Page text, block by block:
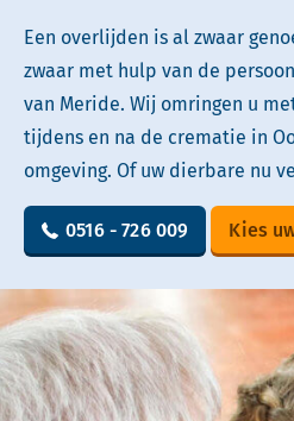
Een overlijden is al zwaar
zwaar met hulp van de
van Meride. Wij omringen u
tijdens en na de crematie in
omgeving. Of uw dierbare nu
0516 - 726 009 Kies